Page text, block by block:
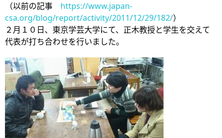
（以前の記事 https://www.japan-
csa.org/blog/report/activity/2011/12/29/182/）
２月１０日、東京学芸大学にて、正木教授と学生を交えて
代表が打ち合わせを行いました。